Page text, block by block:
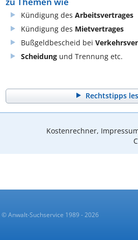
Kündigung des Arbeitsvertrages
Kündigung des Mietvertrages
Bußgeldbescheid bei
Scheidung und Trennung etc.
Rechtstipps
Kostenrechner,
© Anwalt-Suchservice 1989 - 2026